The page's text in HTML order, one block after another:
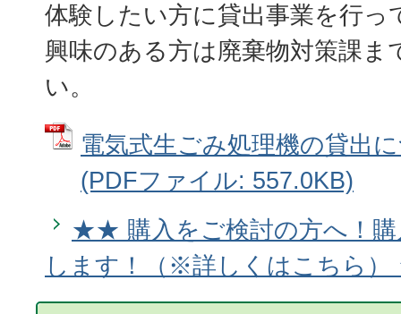
体験したい方に貸出事業を行っ
興味のある方は廃棄物対策課ま
い。
電気式生ごみ処理機の貸出
(PDFファイル: 557.0KB)
★★ 購入をご検討の方へ！購
します！（※詳しくはこちら